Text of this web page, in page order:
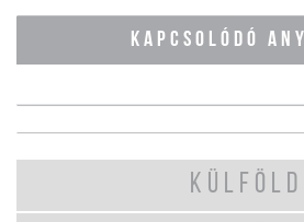
KAPCSOLÓDÓ
KÜLFÖLD